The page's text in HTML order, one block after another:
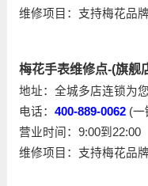
维修项目：支持梅花品
梅花手表维修点-(旗舰
地址：全城多店连锁为
电话： 400-889-0062(一
营业时间：9:00到22:00
维修项目：支持梅花品